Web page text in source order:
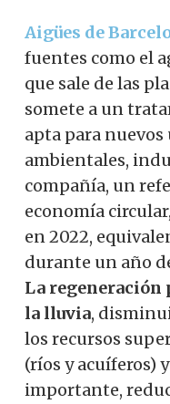
Aigües de
fuentes como el
que sale de las
somete a un
apta para nuevos
ambientales,
compañía, un
economía
en 2022,
durante un año
La regeneración
la lluvia,
los recursos
(ríos y acuíferos)
importante,